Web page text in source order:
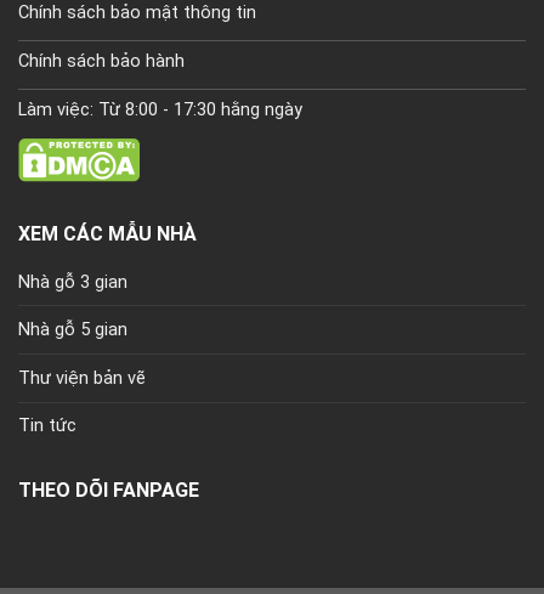
Chính sách bảo mật thông tin
Chính sách bảo hành
Làm việc: Từ 8:00 - 17:30 hằng ngày
XEM CÁC MẪU NHÀ
Nhà gỗ 3 gian
Nhà gỗ 5 gian
Thư viện bản vẽ
Tin tức
THEO DÕI FANPAGE